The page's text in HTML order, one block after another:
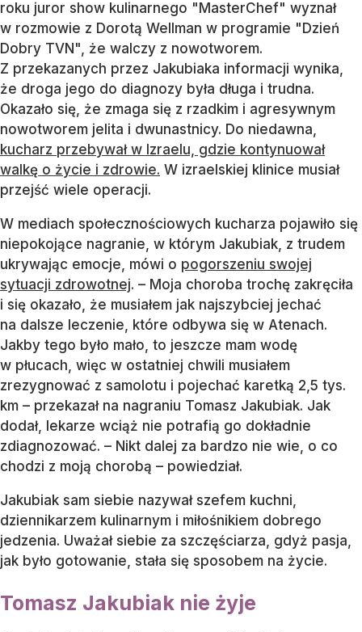
roku juror show kulinarnego "MasterChef" wyznał
w rozmowie z Dorotą Wellman w programie "Dzień
Dobry TVN", że walczy z nowotworem.
Z przekazanych przez Jakubiaka informacji wynika,
że droga jego do diagnozy była długa i trudna.
Okazało się, że zmaga się z rzadkim i agresywnym
nowotworem jelita i dwunastnicy. Do niedawna,
kucharz przebywał w Izraelu, gdzie kontynuował
walkę o życie i zdrowie. W izraelskiej klinice musiał
przejść wiele operacji.
W mediach społecznościowych kucharza pojawiło się
niepokojące nagranie, w którym Jakubiak, z trudem
ukrywając emocje, mówi o pogorszeniu swojej
sytuacji zdrowotnej. – Moja choroba trochę zakręciła
i się okazało, że musiałem jak najszybciej jechać
na dalsze leczenie, które odbywa się w Atenach.
Jakby tego było mało, to jeszcze mam wodę
w płucach, więc w ostatniej chwili musiałem
zrezygnować z samolotu i pojechać karetką 2,5 tys.
km – przekazał na nagraniu Tomasz Jakubiak. Jak
dodał, lekarze wciąż nie potrafią go dokładnie
zdiagnozować. – Nikt dalej za bardzo nie wie, o co
chodzi z moją chorobą – powiedział.
Jakubiak sam siebie nazywał szefem kuchni,
dziennikarzem kulinarnym i miłośnikiem dobrego
jedzenia. Uważał siebie za szczęściarza, gdyż pasja,
jak było gotowanie, stała się sposobem na życie.
Tomasz Jakubiak nie żyje